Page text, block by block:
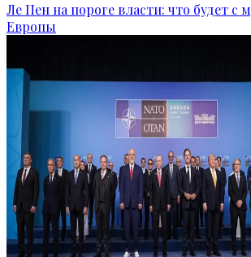
Ле Пен на пороге власти: что будет с
Европы